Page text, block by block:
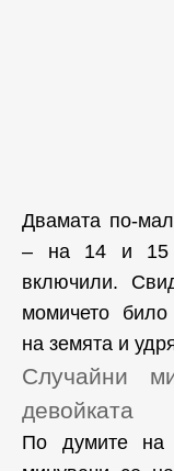
Двамата по-
– на 14 и 15
включили.
момичето
на земята и
Случайни
девойката
По думите на